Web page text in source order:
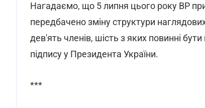
Нагадаємо, що 5 липня цього року ВР
передбачено зміну структури
дев'ять членів, шість з яких повинні
підпису у Президента України.
***